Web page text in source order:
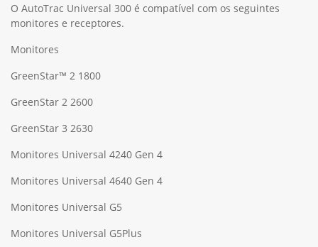
O AutoTrac Universal 300 é compatível com os seguintes
monitores e receptores.
Monitores
GreenStar™ 2 1800
GreenStar 2 2600
GreenStar 3 2630
Monitores Universal 4240 Gen 4
Monitores Universal 4640 Gen 4
Monitores Universal G5
Monitores Universal G5Plus